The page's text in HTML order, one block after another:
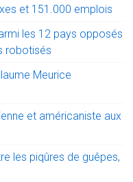
et 151.000 emplois
les 12 pays opposés
robotisés
Meurice
et américaniste aux
les piqûres de guêpes,